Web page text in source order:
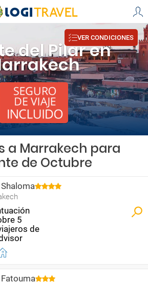
del Pilar en
VER CONDICIONES
a Marrakech para
de Octubre
Fatouma